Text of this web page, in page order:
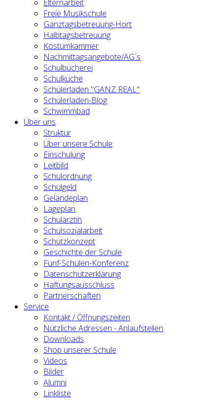
Elternarbeit
Freie Musikschule
Ganztagsbetreuung-Hort
Halbtagsbetreuung
Kostümkammer
Nachmittagsangebote/AG´s
Schulbücherei
Schulküche
Schülerladen "GANZ REAL"
Schülerladen-Blog
Schwimmbad
Über uns
Struktur
Über unsere Schule
Einschulung
Leitbild
Schulordnung
Schulgeld
Geländeplan
Lageplan
Schulärztin
Schulsozialarbeit
Schutzkonzept
Geschichte der Schule
Fünf-Schulen-Konferenz
Datenschutzerklärung
Haftungsausschluss
Partnerschaften
Service
Kontakt / Öffnungszeiten
Nützliche Adressen - Anlaufstellen
Downloads
Shop unserer Schule
Videos
Bilder
Alumni
Linkliste